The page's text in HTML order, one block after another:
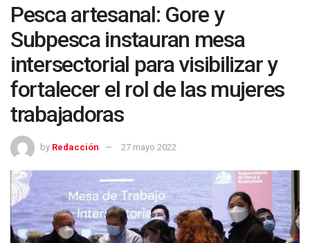
Pesca artesanal: Gore y
Subpesca instauran mesa
intersectorial para visibilizar y
fortalecer el rol de las mujeres
trabajadoras
by Redacción 27 mayo 2022